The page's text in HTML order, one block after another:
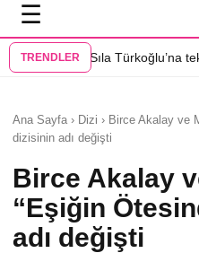
☰
TRENDLER
teklif•Sahra Kübra Gümüş
Ana Sayfa › Dizi › Birce Akalay ve
dizisinin adı değişti
Birce Akalay
“Eşiğin
adı değişti